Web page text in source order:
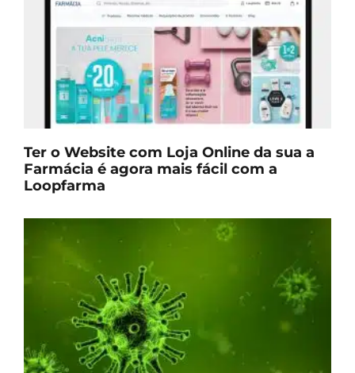
Ter o Website com Loja Online da sua a
Farmácia é agora mais fácil com a
Loopfarma